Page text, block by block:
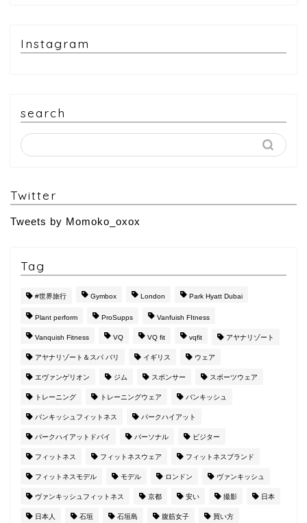
Instagram
search
Twitter
Tweets by Momoko_oxox
Tag
#世界旅行 Gymbox London Park Hyatt Dubai
Plant perform ProSupps Vanfuish FItness
Vanquish Fitness VQ VQ fit vqfit アヤナリゾート
アヤナリゾート＆スパ バリ イギリス ウェア
エヴァンゲリオン ジム スポンサー スポーツウェア
トレーニング トレーニングウェア バンキッシュ
バンキッシュフィットネス パークハイアット
パークハイアットドバイ パーソナル ビジター
フィットネス フィットネスウェア フィットネスブランド
フィットネスモデル モデル ロンドン ヴァンキッシュ
ヴァンキッシュフィットネス 京都 安い 撮影 日本
日本人 石垣 石垣島 腹筋女子 買い方